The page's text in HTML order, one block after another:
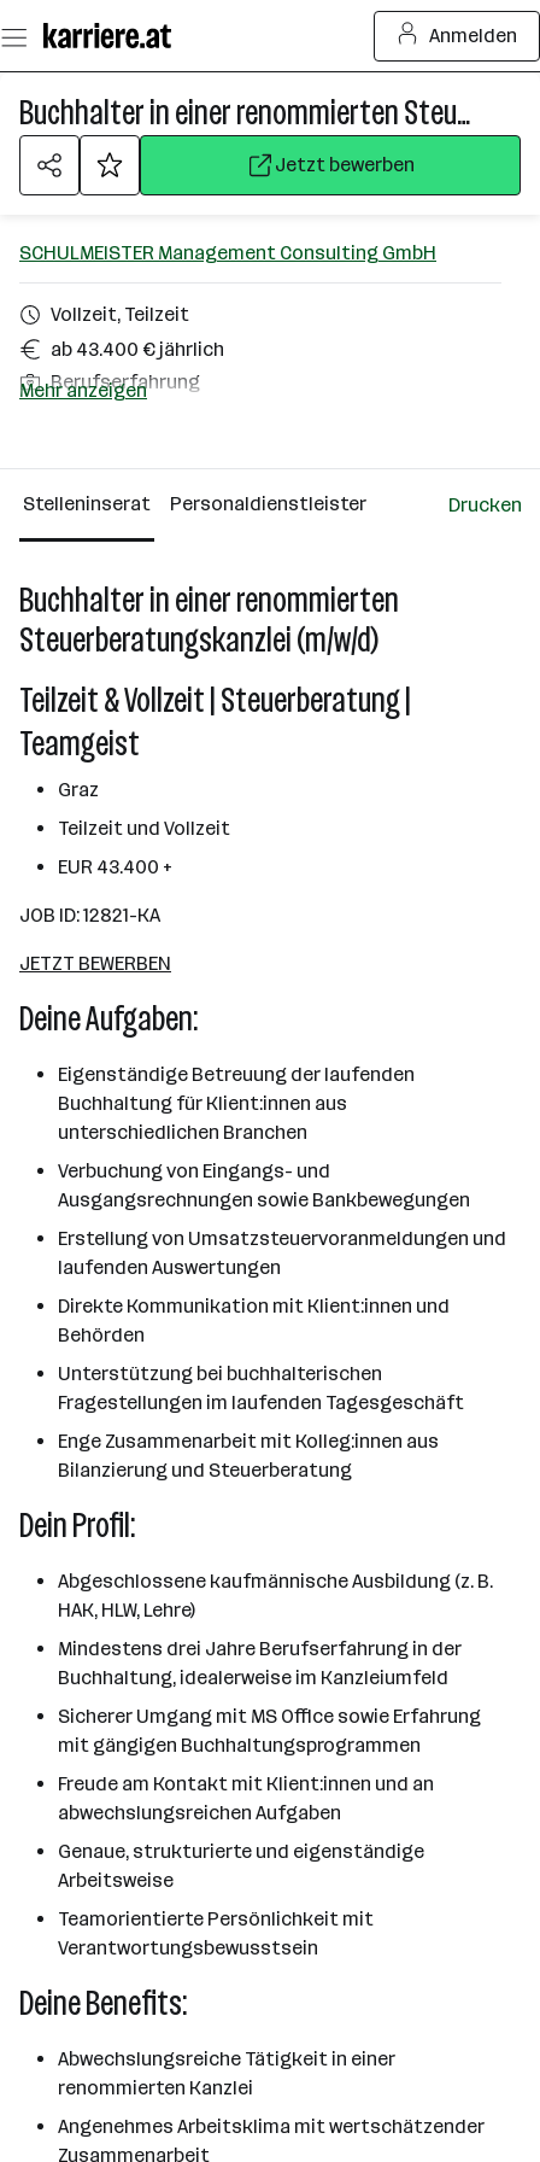
Seiteninhalt
springen
Anmelden
Buchhalter in einer renommierten Steuerberatungskanzlei (m/w/d)
Jetzt bewerben
SCHULMEISTER Management Consulting GmbH
Vollzeit, Teilzeit
ab 43.400 € jährlich
Berufserfahrung
Über das Unternehmen
Wien
Mehr anzeigen
Stelleninserat Personaldienstleister Drucken
Buchhalter in einer renommierten
Steuerberatungskanzlei (m/w/d)
Teilzeit & Vollzeit | Steuerberatung |
Teamgeist
Graz
Teilzeit und Vollzeit
EUR 43.400 +
JOB ID: 12821-KA
JETZT BEWERBEN
Deine Aufgaben:
Eigenständige Betreuung der laufenden
Buchhaltung für Klient:innen aus
unterschiedlichen Branchen
Verbuchung von Eingangs- und
Ausgangsrechnungen sowie Bankbewegungen
Erstellung von Umsatzsteuervoranmeldungen und
laufenden Auswertungen
Direkte Kommunikation mit Klient:innen und
Behörden
Unterstützung bei buchhalterischen
Fragestellungen im laufenden Tagesgeschäft
Enge Zusammenarbeit mit Kolleg:innen aus
Bilanzierung und Steuerberatung
Dein Profil:
Abgeschlossene kaufmännische Ausbildung (z. B.
HAK, HLW, Lehre)
Mindestens drei Jahre Berufserfahrung in der
Buchhaltung, idealerweise im Kanzleiumfeld
Sicherer Umgang mit MS Office sowie Erfahrung
mit gängigen Buchhaltungsprogrammen
Freude am Kontakt mit Klient:innen und an
abwechslungsreichen Aufgaben
Genaue, strukturierte und eigenständige
Arbeitsweise
Teamorientierte Persönlichkeit mit
Verantwortungsbewusstsein
Deine Benefits:
Abwechslungsreiche Tätigkeit in einer
renommierten Kanzlei
Angenehmes Arbeitsklima mit wertschätzender
Zusammenarbeit